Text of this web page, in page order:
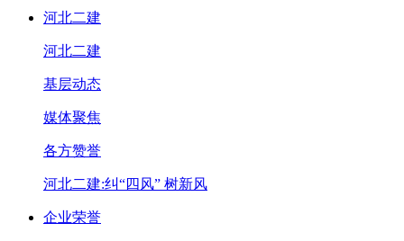
河北二建
河北二建
基层动态
媒体聚焦
各方赞誉
河北二建:纠“四风” 树新风
企业荣誉